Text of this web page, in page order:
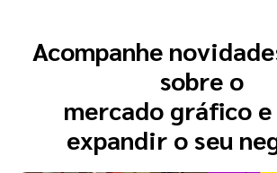
Acompanhe
sobre o
mercado gráfico
expandir o seu